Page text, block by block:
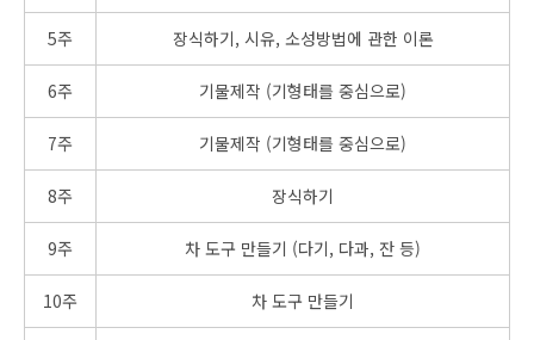
5주 장식하기, 시유, 소성방법에 관한 이론
6주 기물제작 (기형태를 중심으로)
7주 기물제작 (기형태를 중심으로)
8주 장식하기
9주 차 도구 만들기 (다기, 다과, 잔 등)
10주 차 도구 만들기